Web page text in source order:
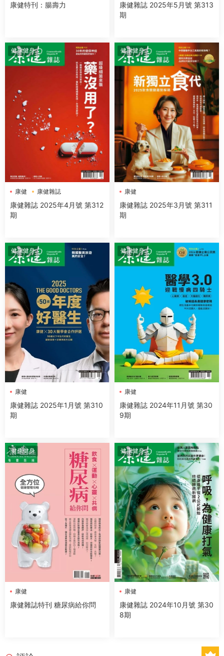
康健特刊：腸壽力
康健雜誌 2025年5月號 第313
期
健康健身
康健 康健雜誌
康健雜誌 2025年4月號 第312
期
健康健身
康健
康健雜誌 2025年3月號 第311
期
健康健身
康健
康健雜誌 2025年1月號 第310
期
健康健身
康健
康健雜誌 2024年11月號 第30
9期
健康健身
康健
康健雜誌特刊 糖尿病給你問
健康健身
康健
康健雜誌 2024年10月號 第30
8期